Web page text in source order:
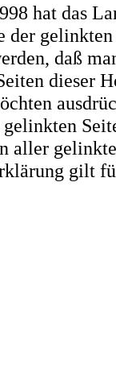
hat das
der
daß
dieser
aller
gilt